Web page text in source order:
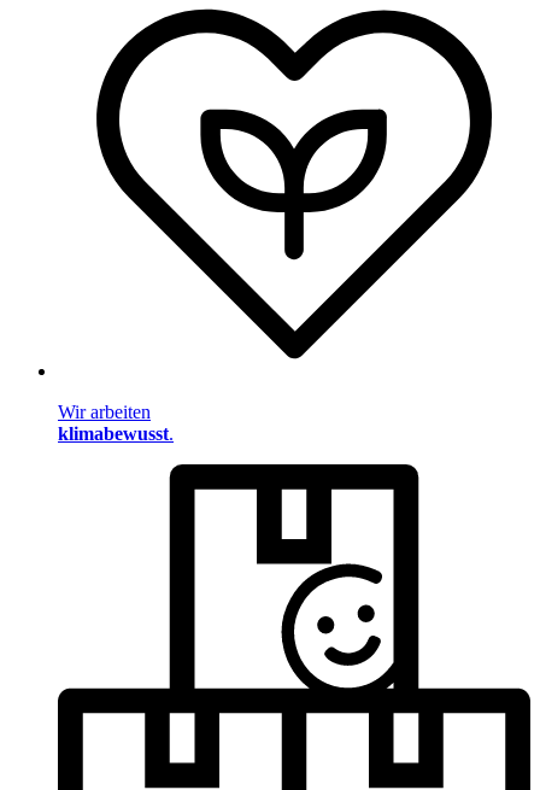
Wir arbeiten
klimabewusst.